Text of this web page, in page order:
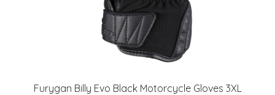
Furygan Billy Evo Black Motorcycle Gloves 3XL